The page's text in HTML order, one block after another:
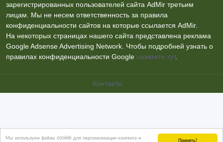
Принять!
Мы используем файлы cookie для персонализации контента и
зарегистрированных пользователей сайта AdMir третьим
лицам. Мы не несем ответственность за правила
конфиденциальности сайтов на которые ссылается AdMir.
На некоторых страницах нашего сайта представлена реклама
Google Adsense Advertising Network. Чтобы подробней узнать о
правилах конфиденциальности Google нажмите тут.
Контакты